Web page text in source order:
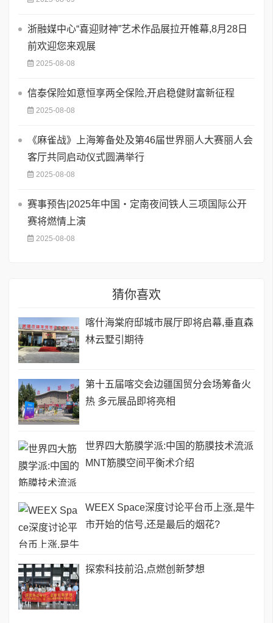
浙融媒中心“喜迎财神”艺术作品展拉开帷幕,8月28日
前欢迎您来观展
2025-08-08
信泰保险如意恒享两全保险,开启稳健财富新征程
2025-08-08
《麻雀战》上海筹备处及第46届世界丽人大赛丽人会
客厅共同启动仪式圆满举行
2025-08-08
赛事预告|2025年中国・定南夜间铁人三项国际公开
赛将燃情上演
2025-08-08
猜你喜欢
喀什海棠府邸城市展厅即将启幕,垂直森
林云墅引期待
第十五届喀交会边疆国贸分会场筹备火
热 多元展品即将亮相
世界四大筋膜学派:中国的筋膜技术流派
MNT筋膜空间平衡术介绍
WEEX Space深度讨论平台币上涨,是牛
市开始的信号,还是最后的烟花?
探索科技前沿,点燃创新梦想